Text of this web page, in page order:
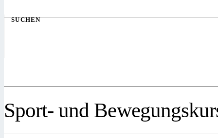
SUCHEN
Sport- und